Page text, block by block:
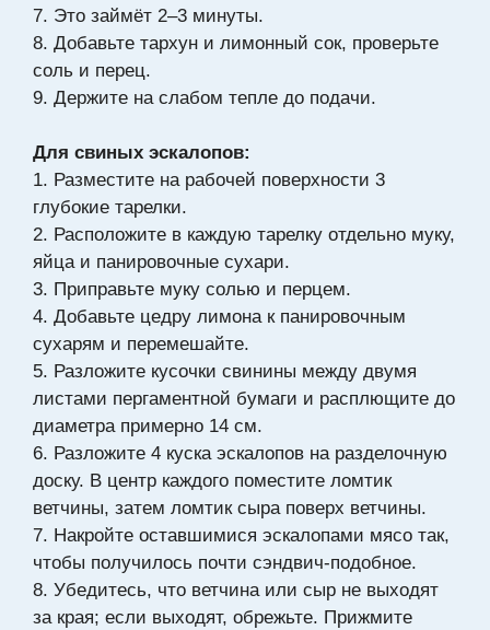
7. Это займёт 2–3 минуты.
8. Добавьте тархун и лимонный сок, проверьте
соль и перец.
9. Держите на слабом тепле до подачи.
Для свиных эскалопов:
1. Разместите на рабочей поверхности 3
глубокие тарелки.
2. Расположите в каждую тарелку отдельно муку,
яйца и панировочные сухари.
3. Приправьте муку солью и перцем.
4. Добавьте цедру лимона к панировочным
сухарям и перемешайте.
5. Разложите кусочки свинины между двумя
листами пергаментной бумаги и расплющите до
диаметра примерно 14 см.
6. Разложите 4 куска эскалопов на разделочную
доску. В центр каждого поместите ломтик
ветчины, затем ломтик сыра поверх ветчины.
7. Накройте оставшимися эскалопами мясо так,
чтобы получилось почти сэндвич-подобное.
8. Убедитесь, что ветчина или сыр не выходят
за края; если выходят, обрежьте. Прижмите